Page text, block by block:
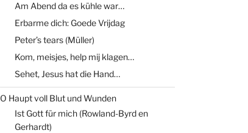
Am Abend da es kühle war…
Erbarme dich: Goede Vrijdag
Peter’s tears (Müller)
Kom, meisjes, help mij klagen…
Sehet, Jesus hat die Hand…
O Haupt voll Blut und Wunden
Ist Gott für mich (Rowland-Byrd en
Gerhardt)